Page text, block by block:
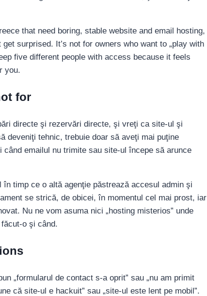
that need boring, stable website and email hosting,
surprised. It’s not for owners who want to „play with
five different people with access because it feels
you.
for
directe şi rezervări directe, şi vreţi ca site-ul şi
deveniţi tehnic, trebuie doar să aveţi mai puţine
emailul nu trimite sau site-ul începe să arunce
timp ce o altă agenţie păstrează accesul admin şi
se strică, de obicei, în momentul cel mai prost, iar
Nu ne vom asuma nici „hosting misterios” unde
o şi când.
„formularul de contact s-a oprit” sau „nu am primit
că site-ul e hackuit” sau „site-ul este lent pe mobil”.